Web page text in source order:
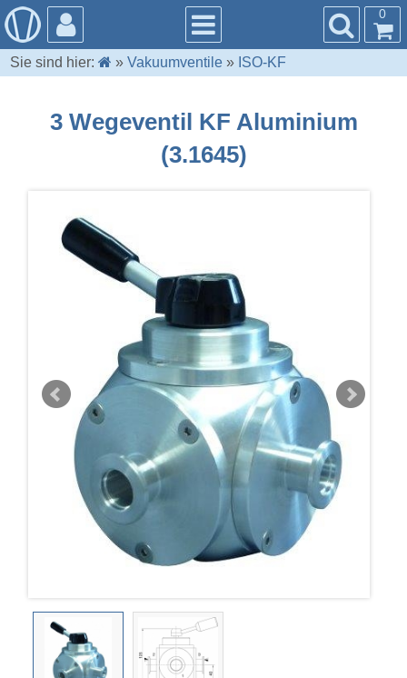
0
Sie sind hier: »Vakuumventile » ISO-KF
3 Wegeventil KF Aluminium
(3.1645)